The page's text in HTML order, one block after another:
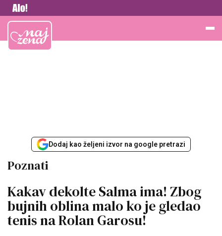
Vesti
Najžena
Dodaj kao željeni izvor na google pretrazi
Poznati
Kakav dekolte Salma ima! Zbog
bujnih oblina malo ko je gledao
tenis na Rolan Garosu!